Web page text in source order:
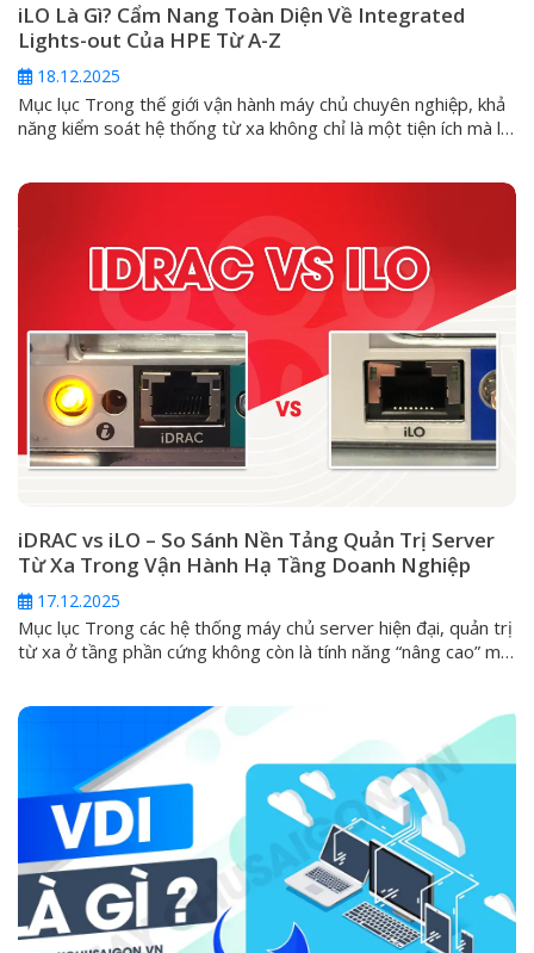
iLO Là Gì? Cẩm Nang Toàn Diện Về Integrated
Lights-out Của HPE Từ A-Z
18.12.2025
Mục lục Trong thế giới vận hành máy chủ chuyên nghiệp, khả
năng kiểm soát hệ thống từ xa không chỉ là một tiện ích mà là
Lights-Out (iLO). Vậy iLO...
iDRAC vs iLO – So Sánh Nền Tảng Quản Trị Server
Từ Xa Trong Vận Hành Hạ Tầng Doanh Nghiệp
17.12.2025
Mục lục Trong các hệ thống máy chủ server hiện đại, quản trị
từ xa ở tầng phần cứng không còn là tính năng “nâng cao” mà
cần can thiệp...